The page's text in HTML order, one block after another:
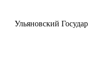
Ульяновский